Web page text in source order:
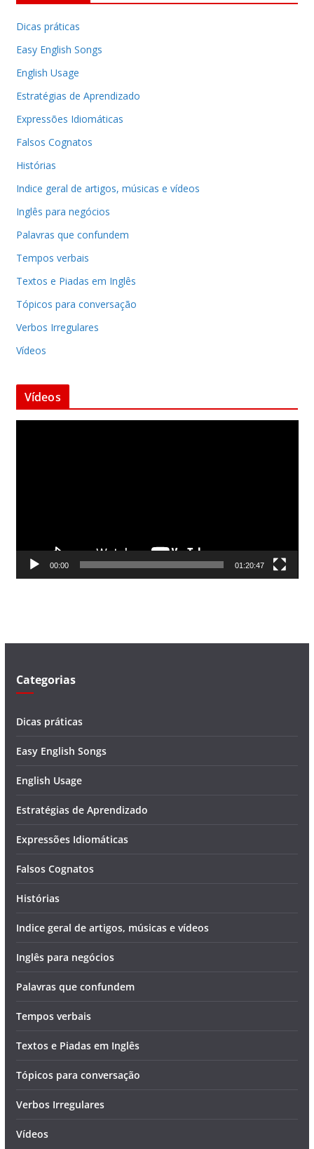
Dicas práticas
Easy English Songs
English Usage
Estratégias de Aprendizado
Expressões Idiomáticas
Falsos Cognatos
Histórias
Indice geral de artigos, músicas e vídeos
Inglês para negócios
Palavras que confundem
Tempos verbais
Textos e Piadas em Inglês
Tópicos para conversação
Verbos Irregulares
Vídeos
Vídeos
d
00:00 01:20:47
Categorias
Dicas práticas
Easy English Songs
English Usage
Estratégias de Aprendizado
Expressões Idiomáticas
Falsos Cognatos
Histórias
Indice geral de artigos, músicas e vídeos
Inglês para negócios
Palavras que confundem
Tempos verbais
Textos e Piadas em Inglês
Tópicos para conversação
Verbos Irregulares
Vídeos